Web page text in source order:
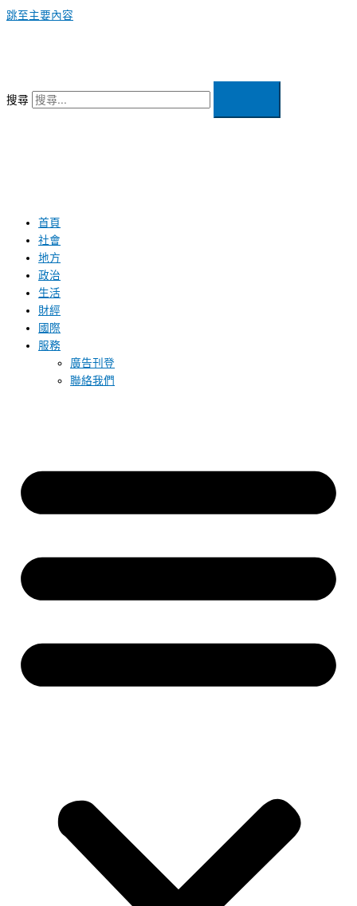
跳至主要內容
搜尋
首頁
社會
地方
政治
生活
財經
國際
服務
廣告刊登
聯絡我們